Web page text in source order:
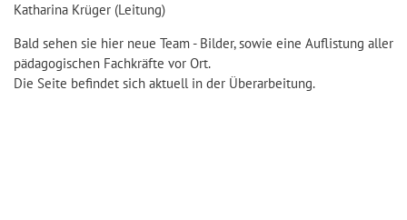
Katharina Krüger (Leitung)
Bald sehen sie hier neue Team - Bilder, sowie eine Auflistung aller
pädagogischen Fachkräfte vor Ort.
Die Seite befindet sich aktuell in der Überarbeitung.